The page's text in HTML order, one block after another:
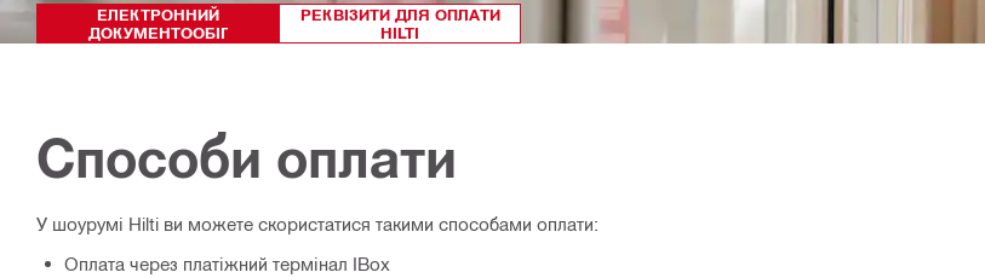
ЕЛЕКТРОННИЙ
ДОКУМЕНТООБІГ
РЕКВІЗИТИ ДЛЯ ОПЛАТИ
HILTI
Способи оплати
У шоурумі Hilti ви можете скористатися такими способами оплати:
Оплата через платіжний термінал IBox